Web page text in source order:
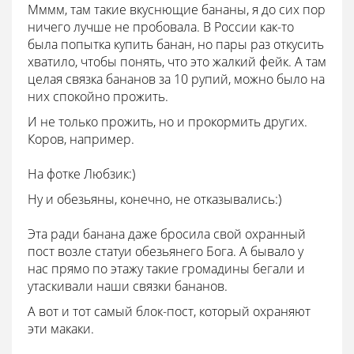
Мммм, там такие вкуснющие бананы, я до сих пор
ничего лучше не пробовала. В России как-то
была попытка купить банан, но пары раз откусить
хватило, чтобы понять, что это жалкий фейк. А там
целая связка бананов за 10 рупий, можно было на
них спокойно прожить.
И не только прожить, но и прокормить других.
Коров, например.
На фотке Любзик:)
Ну и обезьяны, конечно, не отказывались:)
Эта ради банана даже бросила свой охранный
пост возле статуи обезьянего Бога. А бывало у
нас прямо по этажу такие громадины бегали и
утаскивали наши связки бананов.
А вот и тот самый блок-пост, который охраняют
эти макаки.